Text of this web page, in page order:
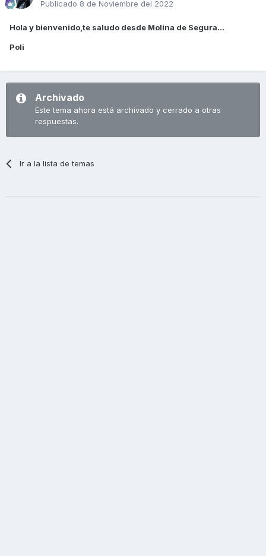
Publicado 8 de Noviembre del 2022
Hola y bienvenido,te saludo desde Molina de Segura...
Poli
Archivado
Este tema ahora está archivado y cerrado a otras
respuestas.
Ir a la lista de temas